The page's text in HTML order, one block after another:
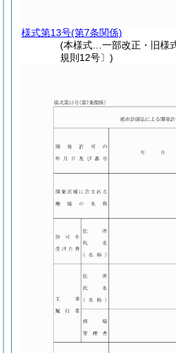
様式第13号(第7条関係)
(本様式…一部改正・旧様
規則12号〕)